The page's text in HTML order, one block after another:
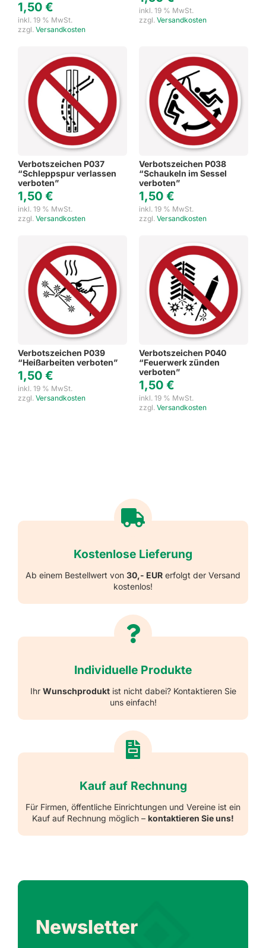
1,50 €
inkl. 19 % MwSt.
zzgl. Versandkosten
inkl. 19 % MwSt.
zzgl. Versandkosten
Verbotszeichen P037
“Schleppspur verlassen
verboten”
1,50 €
inkl. 19 % MwSt.
zzgl. Versandkosten
Verbotszeichen P038
“Schaukeln im Sessel
verboten”
1,50 €
inkl. 19 % MwSt.
zzgl. Versandkosten
Verbotszeichen P039
“Heißarbeiten verboten”
1,50 €
inkl. 19 % MwSt.
zzgl. Versandkosten
Verbotszeichen P040
“Feuerwerk zünden
verboten”
1,50 €
inkl. 19 % MwSt.
zzgl. Versandkosten
Kostenlose Lieferung
Ab einem Bestellwert von 30,- EUR erfolgt der Versand
kostenlos!
Individuelle Produkte
Ihr Wunschproduktist nicht dabei? Kontaktieren Sie
uns einfach!
Kauf auf Rechnung
Für Firmen, öffentliche Einrichtungen und Vereine ist ein
Kauf auf Rechnung möglich – kontaktieren Sie uns!
Newsletter